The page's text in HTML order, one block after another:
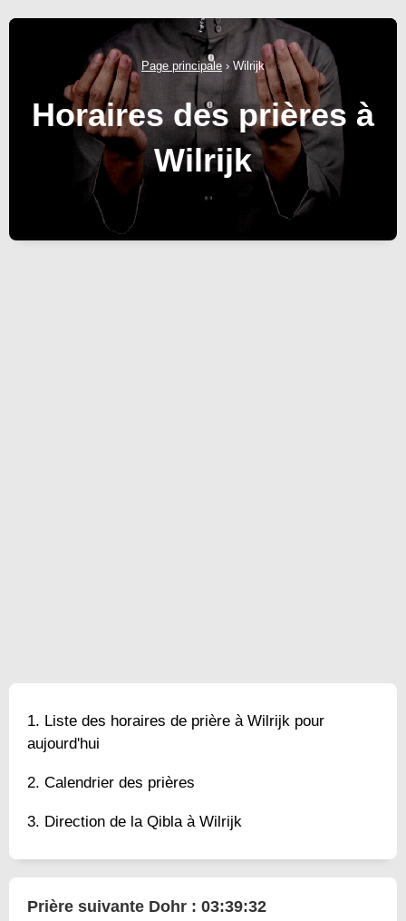
Page principale › Wilrijk
Horaires des prières à
Wilrijk
Liste des horaires de prière à Wilrijk pour
aujourd'hui
Calendrier des prières
Direction de la Qibla à Wilrijk
Prière suivante Dohr : 03:39:31